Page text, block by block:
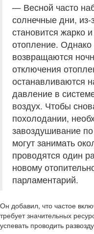
— Весной часто
солнечные дни, из-
становится жарко
отопление. Однако
возвращаются
отключения
останавливаются
давление в
воздух. Чтобы
похолодании,
завоздушивание
могут занимать
проводятся один
новому
парламентарий.
Он добавил, что частое
требует значительных
успевать проводить